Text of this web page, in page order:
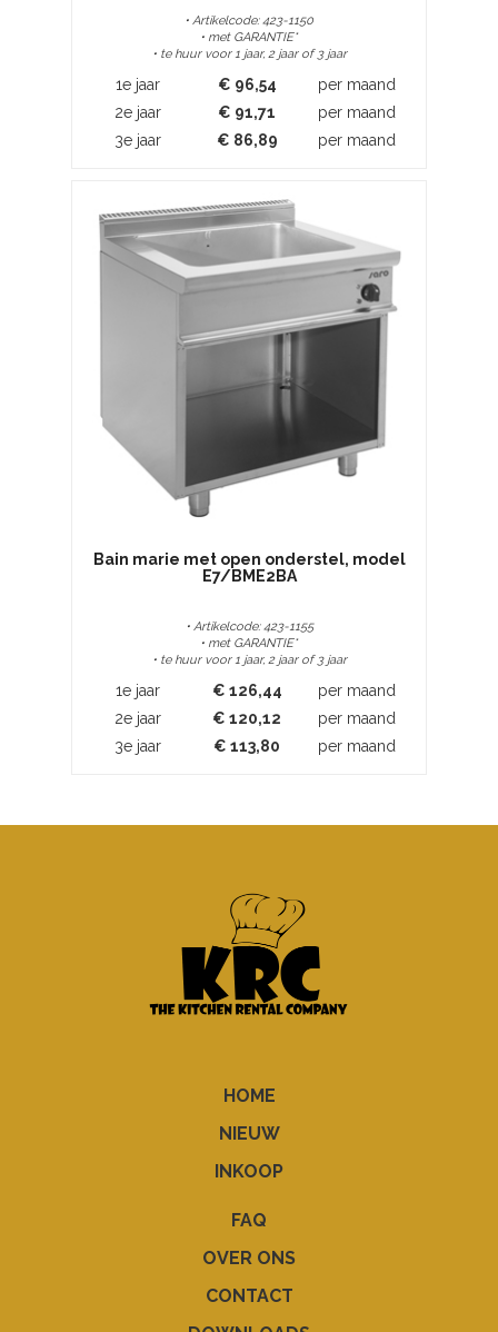
• Artikelcode: 423-1150
• met GARANTIE*
• te huur voor 1 jaar, 2 jaar of 3 jaar
1e jaar € 96,54
per maand
2e jaar
€ 91,71
per maand
3e jaar
€ 86,89 per maand
Bain marie met open onderstel, model
E7/BME2BA
• Artikelcode: 423-1155
• met GARANTIE*
• te huur voor 1 jaar, 2 jaar of 3 jaar
1e jaar € 126,44
per maand
2e jaar
€ 120,12
per maand
3e jaar
€ 113,80 per maand
HOME
NIEUW
INKOOP
FAQ
OVER ONS
CONTACT